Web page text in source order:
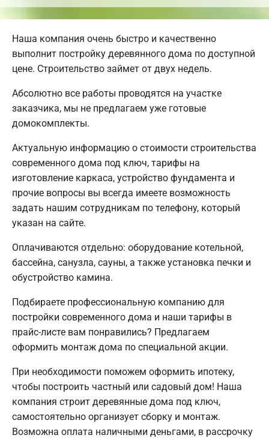
Наша компания очень быстро и качественно
выполнит постройку деревянного дома по доступной
цене. Строительство займет от двух недель.
Абсолютно все работы проводятся на участке
заказчика, мы не предлагаем уже готовые
домокомплекты.
Актуальную информацию о стоимости строительства
современного дома под ключ, тарифы на
изготовление каркаса, устройство фундамента и
прочие вопросы вы всегда имеете возможность
задать нашим сотрудникам по телефону, который
указан на сайте.
Оплачиваются отдельно: оборудование котельной,
бассейна, санузла, сауны, а также установка печки и
обустройство камина.
Подбираете профессиональную компанию для
постройки современного дома и наши тарифы в
прайс-листе вам понравились? Предлагаем
оформить монтаж дома по специальной акции.
При необходимости поможем оформить ипотеку,
чтобы построить частный или садовый дом! Наша
компания строит деревянные дома под ключ,
самостоятельно организует сборку и монтаж.
Возможна оплата наличными деньгами, в рассрочку